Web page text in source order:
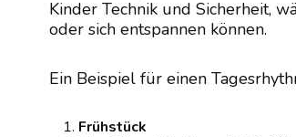
Kinder Technik und Sicherheit,
oder sich entspannen können.
Ein Beispiel für einen
Frühstück